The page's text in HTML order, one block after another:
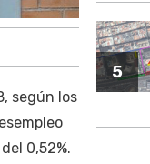
según los
0,52%.
5